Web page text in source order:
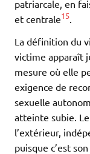
patriarcale, en
et centrale15
La définition du
victime apparaît
mesure où elle
exigence de
sexuelle
atteinte subie.
l’extérieur,
puisque c’est